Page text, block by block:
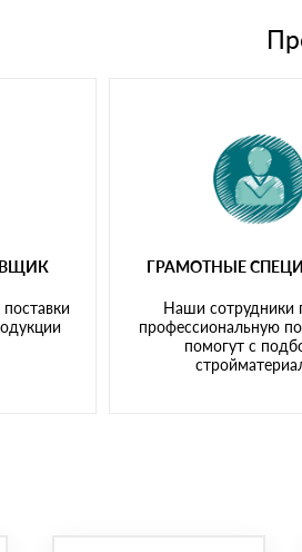
с сайта по следующим банковским
ГРАМОТНЫЕ
Наши сотрудники
профессиональную
помогут с